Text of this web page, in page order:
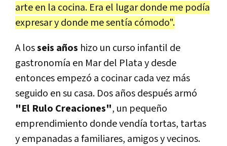
arte en la cocina. Era el lugar donde me podía
expresar y donde me sentía cómodo".
A losseis años hizo un curso infantil de
gastronomía en Mar del Plata y desde
entonces empezó a cocinar cada vez más
seguido en su casa. Dos años después armó
"El Rulo Creaciones", un pequeño
emprendimiento donde vendía tortas, tartas
y empanadas a familiares, amigos y vecinos.